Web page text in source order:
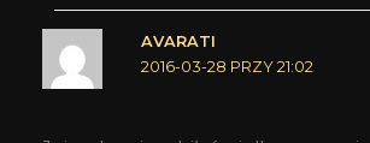
AVARATI
2016-03-28 PRZY 21:02